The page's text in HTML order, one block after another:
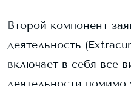
Второй компонент
деятельность
включает в себя все